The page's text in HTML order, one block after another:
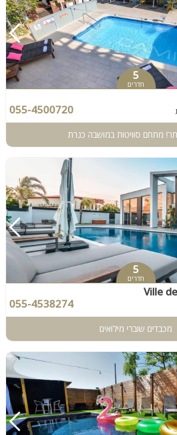
5
חדרים
055-4500720
מתחם סוויטות במושבה כנרת
5
חדרים
055-4538274
מכבדים שוברי מילואים